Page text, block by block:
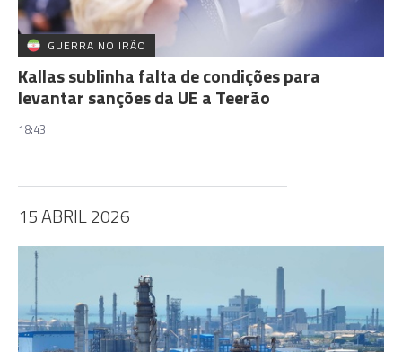
GUERRA NO IRÃO
Kallas sublinha falta de condições para
levantar sanções da UE a Teerão
18:43
15 ABRIL 2026